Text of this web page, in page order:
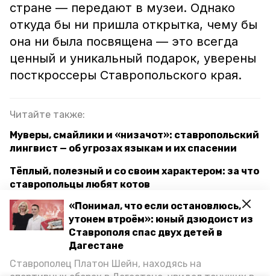
«Понимал, что если остановлюсь,
утонем втроём»: юный дзюдоист из
Ставрополя спас двух детей в
Дагестане
Ставрополец Платон Шейн, находясь на
стране — передают в музеи. Однако
откуда бы ни пришла открытка, чему бы
она ни была посвящена — это всегда
ценный и уникальный подарок, уверены
посткроссеры Ставропольского края.
Читайте также:
Муверы, смайлики и «низачот»: ставропольский
лингвист — об угрозах языкам и их спасении
Тёплый, полезный и со своим характером: за что
ставропольцы любят котов
Собственный военно-морской флот: на
Ставрополье открылась выставка масштабного
судомоделизма
ставропольский край посткроссинг